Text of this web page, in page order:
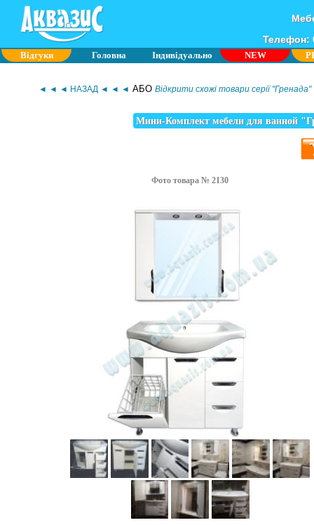
Телефон:
Відгуки Головна Індивідуально NEW
◄ ◄ ◄ НАЗАД ◄ ◄ ◄ АБО Відкрити схожі товари серії "Гренада"
Мини-Комплект мебели для ванной
Фото товара № 2130